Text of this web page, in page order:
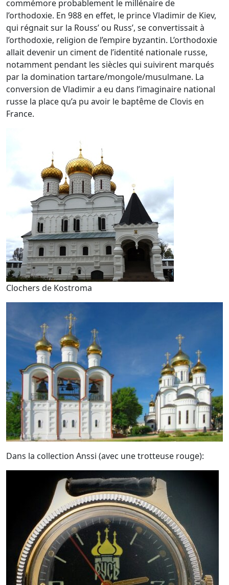
commémore probablement le millénaire de
l’orthodoxie. En 988 en effet, le prince Vladimir de Kiev,
qui régnait sur la Rouss’ ou Russ’, se convertissait à
l’orthodoxie, religion de l’empire byzantin. L’orthodoxie
allait devenir un ciment de l’identité nationale russe,
notamment pendant les siècles qui suivirent marqués
par la domination tartare/mongole/musulmane. La
conversion de Vladimir a eu dans l’imaginaire national
russe la place qu’a pu avoir le baptême de Clovis en
France.
Clochers de Kostroma
Dans la collection Anssi (avec une trotteuse rouge):